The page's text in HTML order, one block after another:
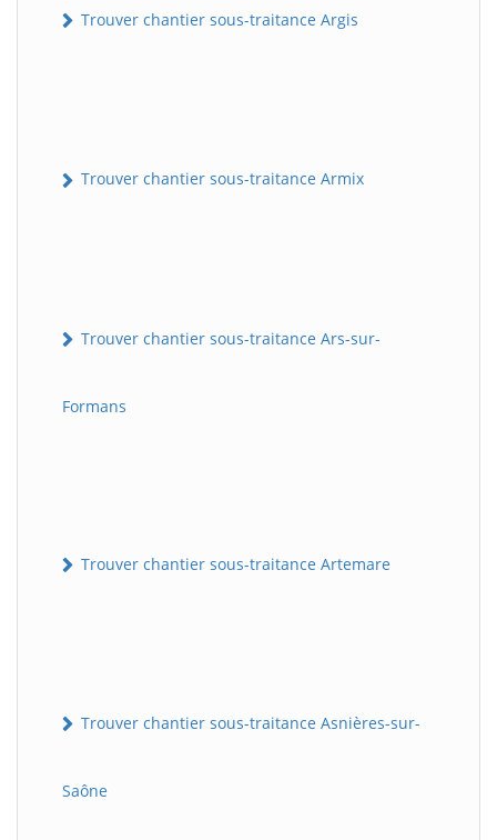
Trouver chantier sous-traitance Argis
Trouver chantier sous-traitance Armix
Trouver chantier sous-traitance Ars-sur-
Formans
Trouver chantier sous-traitance Artemare
Trouver chantier sous-traitance Asnières-sur-
Saône